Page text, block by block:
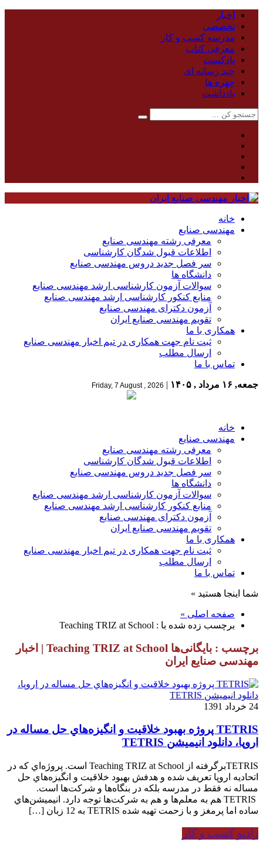
اخبار
تخصصی
مدرسه کسب و کار
معرفی کتاب
پادکست
چند رسانه ای
چهره ها
یادداشت
خانه
مهندسی صنایع
معرفی رشته مهندسی صنایع
اطلاعات قبول شدگان کارشناسی
سر فصل جدید دروس مهندسی صنایع
دانشگاه ها
سوالات آزمون کارشناسی ارشد مهندسی صنایع
منابع کنکور کارشناسی ارشد مهندسی صنایع
آزمون دکترای مهندسی صنایع
تقویم مهندسی صنایع ایران
همکاری با ما
ثبت نام جهت همکاری در تیم اخبار مهندسی صنایع
ارسال مطلب
تماس با ما
جمعه, ۱۶ مرداد , ۱۴۰۵ |
Friday, 7 August , 2026
خانه
مهندسی صنایع
معرفی رشته مهندسی صنایع
اطلاعات قبول شدگان کارشناسی
سر فصل جدید دروس مهندسی صنایع
دانشگاه ها
سوالات آزمون کارشناسی ارشد مهندسی صنایع
منابع کنکور کارشناسی ارشد مهندسی صنایع
آزمون دکترای مهندسی صنایع
تقویم مهندسی صنایع ایران
همکاری با ما
ثبت نام جهت همکاری در تیم اخبار مهندسی صنایع
ارسال مطلب
تماس با ما
شما اینجا هستید »
صفحه اصلی »
برچسب زده شده با : Teaching TRIZ at School
برچسب : بایگانی‌ها Teaching TRIZ at School | اخبار
مهندسی صنایع ایران
24 خرداد 1391
TETRIS پروژه بهبود خلاقيت و انگيزه‌هاي حل مساله در
اروپا، دانلود انیمیشن TETRIS
TETRISبرگرفته از Teaching TRIZ at School است. پروژه‌اي كه در
اتحاديه اروپا تعريف شده و هدفش بهبود خلاقيت و انگيزه‌هاي حل
مساله نه فقط در مدرسه بلكه در بنگاه‌ها و شركت‌ها است.
TETRIS هم به معلم‌ها و هم به شركت‌ها توجه دارد. انيميشن‌هاي
ساده اما پرمغز و با زحمت تهيه شده TETRIS به 12 زبان […]
رادیو کسب و کار